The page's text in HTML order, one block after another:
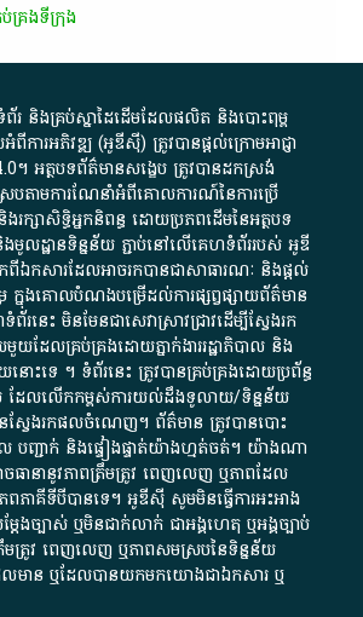
គ្រងទីក្រុង
ព័រ និង​គ្រប់​ស្នា​ដៃ​ដើម​ដែល​ផលិត​ និង​បោះពុម្ព​
ការអភិវឌ្ឍ​​ (អូ​ឌី​ស៊ី)​ ត្រូវ​បាន​ផ្តល់​ក្រោម​អាជ្ញា
។​ អត្ថបទ​ព័ត៌មាន​សង្ខេប​ ត្រូវ​បាន​ដកស្រង់​
បតាមការ​ណែនាំ​អំពី​គោលការណ៍​នៃ​ការ​ប្រើ
ក្សាសិទ្ធិអ្នកនិពន្ធ ដោយ​ប្រភពដើម​នៃ​​អត្ថបទ
មូលដ្ឋាន​ទិន្នន័យ ​ភ្ជាប់​នៅ​លើ​គេហទំព័រ​របស់​ អូ​ឌី​
ពី​ឯកសារ​ដែល​អាច​រក​បានជា​សាធារណៈ​ និង​ផ្តល់​
នុង​គោលបំណង​បម្រើ​ដល់ការ​ផ្សព្វផ្សាយ​ព័ត៌មាន​
នេះ​ មិនមែន​ជា​សេវា​ស្រាវជ្រាវ​ដើម្បី​ស្វែងរក
យ​ដែល​គ្រប់គ្រង​ដោយ​ភ្នាក់ងារ​រដ្ឋាភិបាល​ និង
នោះ​ទេ ​។​ ទំព័រ​នេះ​ ត្រូវ​បាន​គ្រប់គ្រង​ដោយ​ប្រព័ន្ធ​
ដែល​លើកកម្ពស់​ការ​យល់​ដឹង​ទូលាយ​/​ទិន្នន័យ​
វែង​រក​ផល​ចំណេញ​។​ ព័ត៌មាន​ ត្រូវ​បាន​បោះ
ល​ បញ្ជាក់​ និង​ផ្ទៀងផ្ទាត់​យ៉ាង​ហ្មត់ចត់​។​ យ៉ាងណា​
ានា​នូវ​ភាព​ត្រឹមត្រូវ​ ពេញលេញ​ ឬ​ភាព​ដែល​
ព​ភាគី​ទី​បី​បាន​ទេ​។​ អូ​ឌី​ស៊ី​ សូម​មិន​ធ្វើការ​អះអាង​
តែង​ច្បាស់​ ឬ​មិន​ជាក់លាក់​ ជា​អង្គហេតុ​ ឬ​អង្គច្បាប់​
មត្រូវ​ ពេញលេញ​ ឬ​ភាព​សម​ស្រប​នៃ​ទិន្នន័យ​
ល​មាន​ ឬ​ដែល​បាន​យក​មក​យោង​ជា​ឯកសារ​ ឬ​